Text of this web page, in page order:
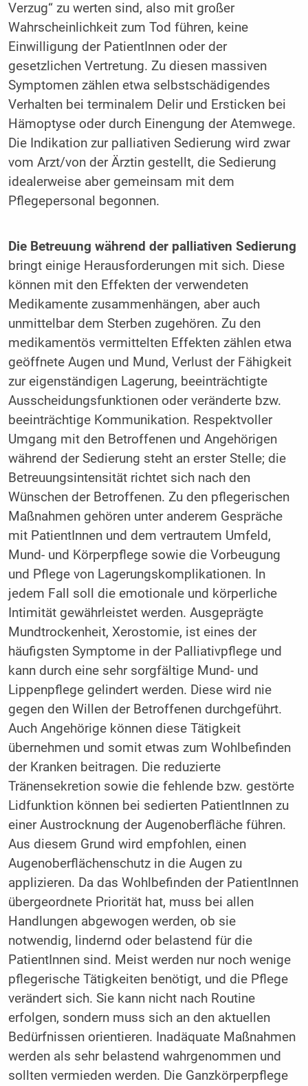
Verzug“ zu werten sind, also mit großer
Wahrscheinlichkeit zum Tod führen, keine
Einwilligung der PatientInnen oder der
gesetzlichen Vertretung. Zu diesen massiven
Symptomen zählen etwa selbstschädigendes
Verhalten bei terminalem Delir und Ersticken bei
Hämoptyse oder durch Einengung der Atemwege.
Die Indikation zur palliativen Sedierung wird zwar
vom Arzt/von der Ärztin gestellt, die Sedierung
idealerweise aber gemeinsam mit dem
Pflegepersonal begonnen.
Die Betreuung während der palliativen Sedierung
bringt einige Herausforderungen mit sich. Diese
können mit den Effekten der verwendeten
Medikamente zusammenhängen, aber auch
unmittelbar dem Sterben zugehören. Zu den
medikamentös vermittelten Effekten zählen etwa
geöffnete Augen und Mund, Verlust der Fähigkeit
zur eigenständigen Lagerung, beeinträchtigte
Ausscheidungsfunktionen oder veränderte bzw.
beeinträchtige Kommunikation. Respektvoller
Umgang mit den Betroffenen und Angehörigen
während der Sedierung steht an erster Stelle; die
Betreuungsintensität richtet sich nach den
Wünschen der Betroffenen. Zu den pflegerischen
Maßnahmen gehören unter anderem Gespräche
mit PatientInnen und dem vertrautem Umfeld,
Mund- und Körperpflege sowie die Vorbeugung
und Pflege von Lagerungskomplikationen. In
jedem Fall soll die emotionale und körperliche
Intimität gewährleistet werden. Ausgeprägte
Mundtrockenheit, Xerostomie, ist eines der
häufigsten Symptome in der Palliativpflege und
kann durch eine sehr sorgfältige Mund- und
Lippenpflege gelindert werden. Diese wird nie
gegen den Willen der Betroffenen durchgeführt.
Auch Angehörige können diese Tätigkeit
übernehmen und somit etwas zum Wohlbefinden
der Kranken beitragen. Die reduzierte
Tränensekretion sowie die fehlende bzw. gestörte
Lidfunktion können bei sedierten PatientInnen zu
einer Austrocknung der Augenoberfläche führen.
Aus diesem Grund wird empfohlen, einen
Augenoberflächenschutz in die Augen zu
applizieren. Da das Wohlbefinden der PatientInnen
übergeordnete Priorität hat, muss bei allen
Handlungen abgewogen werden, ob sie
notwendig, lindernd oder belastend für die
PatientInnen sind. Meist werden nur noch wenige
pflegerische Tätigkeiten benötigt, und die Pflege
verändert sich. Sie kann nicht nach Routine
erfolgen, sondern muss sich an den aktuellen
Bedürfnissen orientieren. Inadäquate Maßnahmen
werden als sehr belastend wahrgenommen und
sollten vermieden werden. Die Ganzkörperpflege